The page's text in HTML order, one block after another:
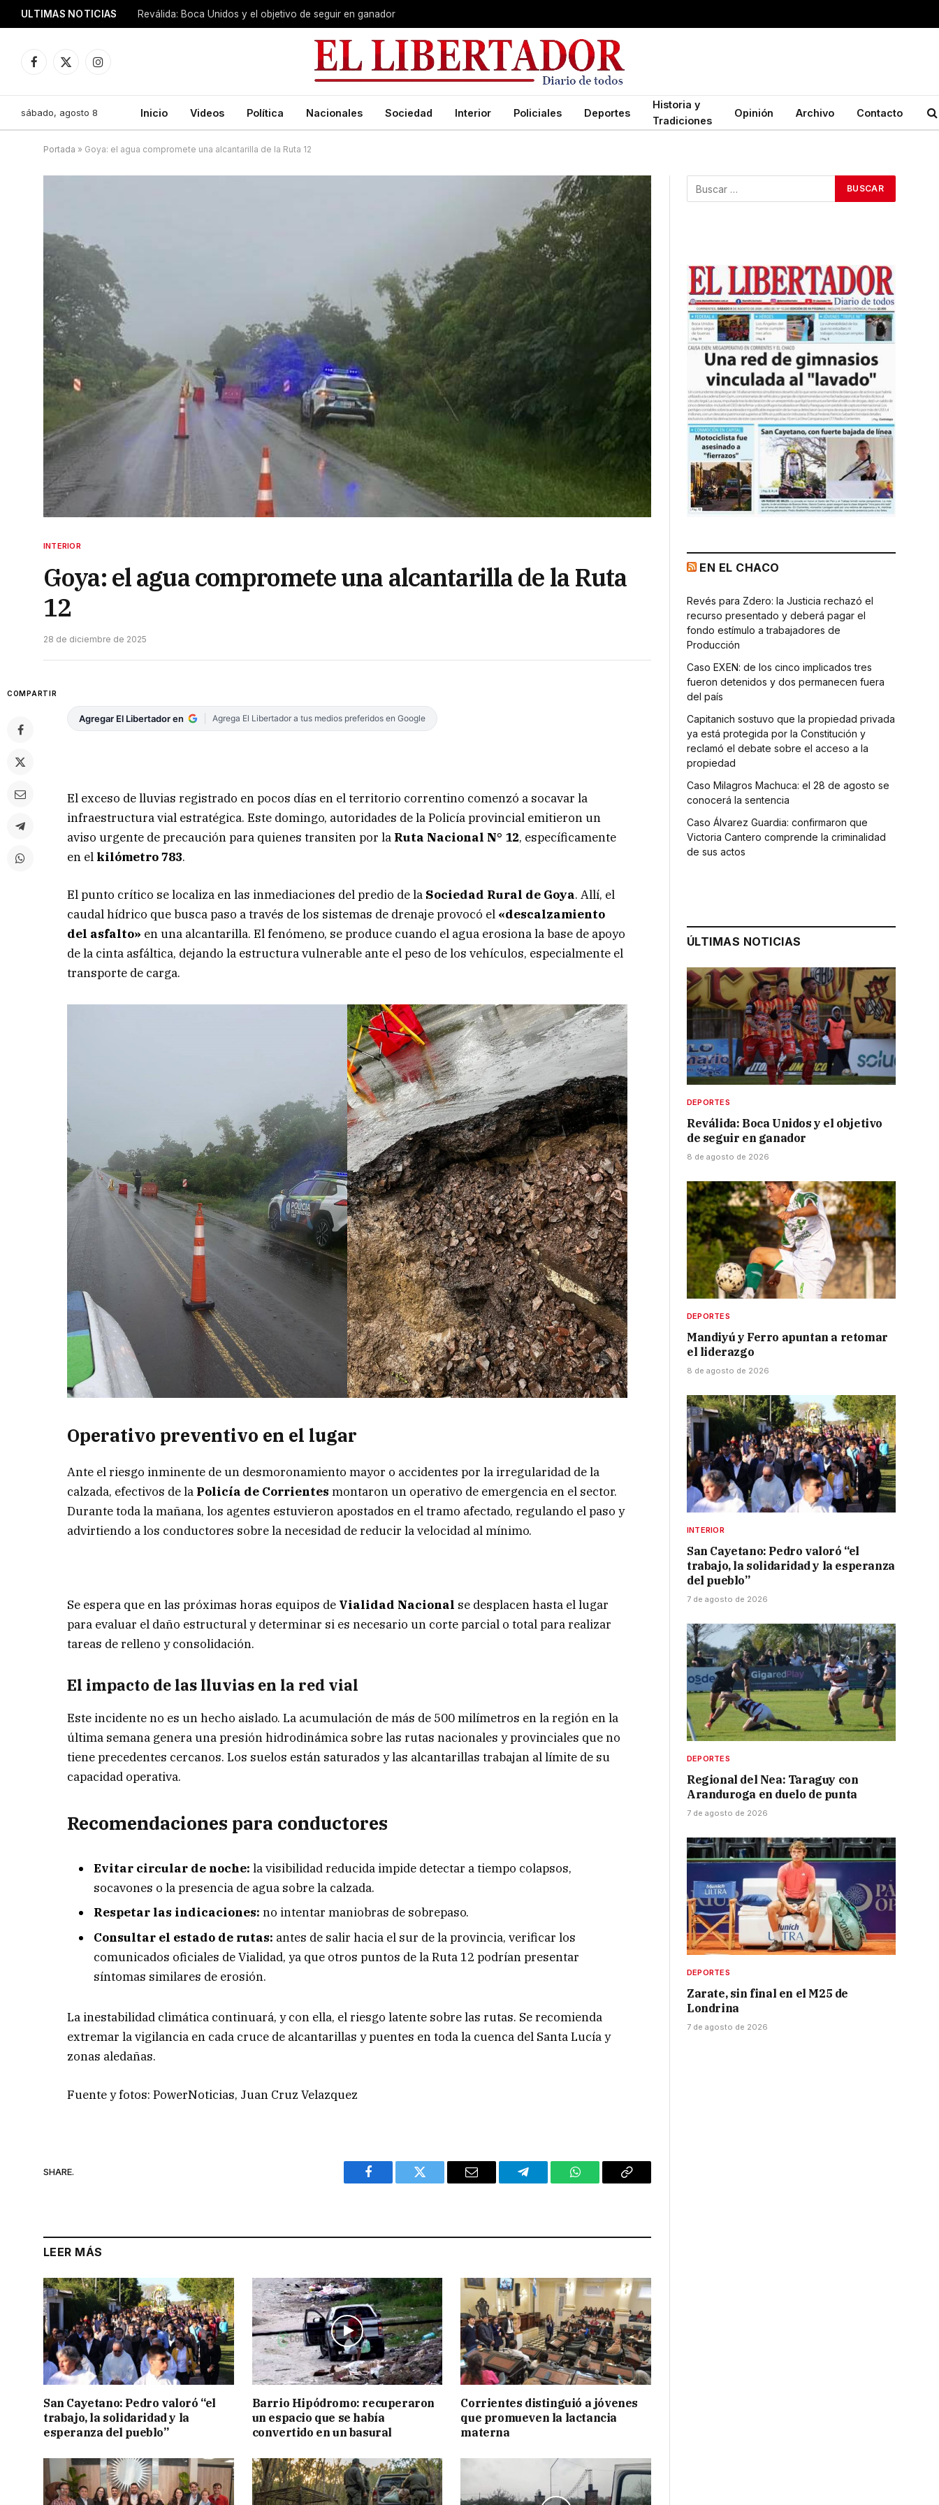
ULTIMAS NOTICIAS Reválida: Boca Unidos y el objetivo de seguir en ganador
Facebook
X
Instagram
sábado, agosto 8 Inicio Videos Política Nacionales Sociedad Interior Policiales Deportes
Historia y
Tradiciones
Opinión Archivo Contacto
Portada » Goya: el agua compromete una alcantarilla de la Ruta 12
INTERIOR
Goya: el agua compromete una alcantarilla de la Ruta
12
28 de diciembre de 2025
COMPARTIR
Agregar El Libertador en Agrega El Libertador a tus medios preferidos en Google
El exceso de lluvias registrado en pocos días en el territorio correntino comenzó a socavar la
infraestructura vial estratégica. Este domingo, autoridades de la Policía provincial emitieron un
aviso urgente de precaución para quienes transiten por la Ruta Nacional N° 12, específicamente
en el kilómetro 783.
El punto crítico se localiza en las inmediaciones del predio de la Sociedad Rural de Goya. Allí, el
caudal hídrico que busca paso a través de los sistemas de drenaje provocó el «descalzamiento
del asfalto» en una alcantarilla. El fenómeno, se produce cuando el agua erosiona la base de apoyo
de la cinta asfáltica, dejando la estructura vulnerable ante el peso de los vehículos, especialmente el
transporte de carga.
Operativo preventivo en el lugar
Ante el riesgo inminente de un desmoronamiento mayor o accidentes por la irregularidad de la
calzada, efectivos de la Policía de Corrientes montaron un operativo de emergencia en el sector.
Durante toda la mañana, los agentes estuvieron apostados en el tramo afectado, regulando el paso y
advirtiendo a los conductores sobre la necesidad de reducir la velocidad al mínimo.
Se espera que en las próximas horas equipos de Vialidad Nacional se desplacen hasta el lugar
para evaluar el daño estructural y determinar si es necesario un corte parcial o total para realizar
tareas de relleno y consolidación.
El impacto de las lluvias en la red vial
Este incidente no es un hecho aislado. La acumulación de más de 500 milímetros en la región en la
última semana genera una presión hidrodinámica sobre las rutas nacionales y provinciales que no
tiene precedentes cercanos. Los suelos están saturados y las alcantarillas trabajan al límite de su
capacidad operativa.
Recomendaciones para conductores
Evitar circular de noche: la visibilidad reducida impide detectar a tiempo colapsos,
socavones o la presencia de agua sobre la calzada.
Respetar las indicaciones: no intentar maniobras de sobrepaso.
Consultar el estado de rutas: antes de salir hacia el sur de la provincia, verificar los
comunicados oficiales de Vialidad, ya que otros puntos de la Ruta 12 podrían presentar
síntomas similares de erosión.
La inestabilidad climática continuará, y con ella, el riesgo latente sobre las rutas. Se recomienda
extremar la vigilancia en cada cruce de alcantarillas y puentes en toda la cuenca del Santa Lucía y
zonas aledañas.
Fuente y fotos: PowerNoticias, Juan Cruz Velazquez
SHARE.
Facebook Twitter Email Telegram WhatsAppCopy
LEER MÁS
San Cayetano: Pedro valoró “el
trabajo, la solidaridad y la
esperanza del pueblo”
Barrio Hipódromo: recuperaron
un espacio que se había
convertido en un basural
Corrientes distinguió a jóvenes
que promueven la lactancia
materna
EN EL CHACO
Revés para Zdero: la Justicia rechazó el
recurso presentado y deberá pagar el
fondo estímulo a trabajadores de
Producción
Caso EXEN: de los cinco implicados tres
fueron detenidos y dos permanecen fuera
del país
Capitanich sostuvo que la propiedad privada
ya está protegida por la Constitución y
reclamó el debate sobre el acceso a la
propiedad
Caso Milagros Machuca: el 28 de agosto se
conocerá la sentencia
Caso Álvarez Guardia: confirmaron que
Victoria Cantero comprende la criminalidad
de sus actos
ÚLTIMAS NOTICIAS
DEPORTES
Reválida: Boca Unidos y el objetivo
de seguir en ganador
8 de agosto de 2026
DEPORTES
Mandiyú y Ferro apuntan a retomar
el liderazgo
8 de agosto de 2026
INTERIOR
San Cayetano: Pedro valoró “el
trabajo, la solidaridad y la esperanza
del pueblo”
7 de agosto de 2026
DEPORTES
Regional del Nea: Taraguy con
Aranduroga en duelo de punta
7 de agosto de 2026
DEPORTES
Zarate, sin final en el M25 de
Londrina
7 de agosto de 2026